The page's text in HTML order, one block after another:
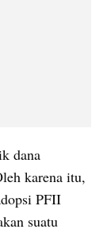
dana
karena itu,
PFII
suatu